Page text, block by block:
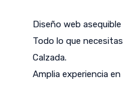
Diseño web
Todo lo que
Calzada.
Amplia experiencia